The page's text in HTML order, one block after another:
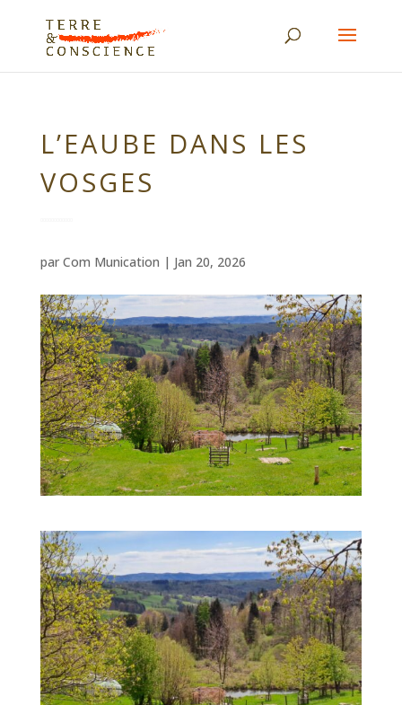
L’EAUBE DANS LES
VOSGES
par Com Munication | Jan 20, 2026